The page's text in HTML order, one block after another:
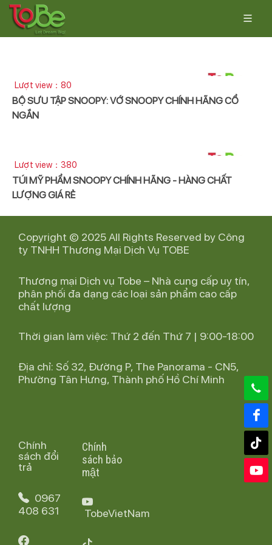
Lượt view：80
BỘ SƯU TẬP SNOOPY: VỚ SNOOPY CHÍNH HÃNG CỔ
NGẮN
Lượt view：380
TÚI MỸ PHẨM SNOOPY CHÍNH HÃNG - HÀNG CHẤT
LƯỢNG GIÁ RẺ
Copyright © 2025 All Rights Reserved by Công
ty TNHH Thương Mại Dịch Vụ TOBE
Thương mại Dịch vụ Tobe – Nhà cung cấp uy tín,
phân phối đa dạng các loại sản phẩm cao cấp
chất lượng
Thời gian làm việc: Thứ 2 đến Thứ 7 | 9:00-18:00
Địa chỉ: Số 32, Đường P, The Panorama - CN5,
Phường Tân Hưng, Thành phố Hồ Chí Minh
Chính
sách đổi
trả
0967
408 631
Chính
sách bảo
mật
TobeVietNam